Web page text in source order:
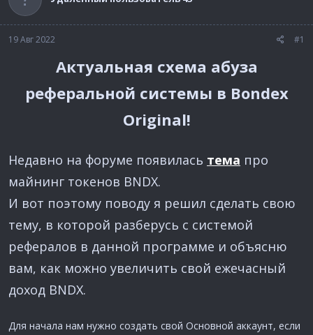
19 Авг 2022 #1
Актуальная схема абуза
реферальной системы в Bondex
Original!
Недавно на форуме появилась тема про
майнинг токенов BNDX.
И вот поэтому поводу я решил сделать свою
тему, в которой разберусь с системой
рефералов в данной программе и объясню
вам, как можно увеличить свой ежечасный
доход BNDX.
Для начала нам нужно создать свой Основной аккаунт, если